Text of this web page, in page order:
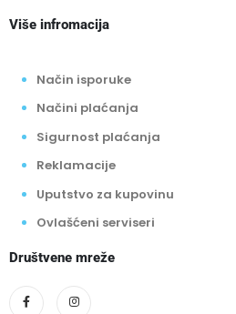
Više infromacija
Način isporuke
Načini plaćanja
Sigurnost plaćanja
Reklamacije
Uputstvo za kupovinu
Ovlašćeni serviseri
Društvene mreže